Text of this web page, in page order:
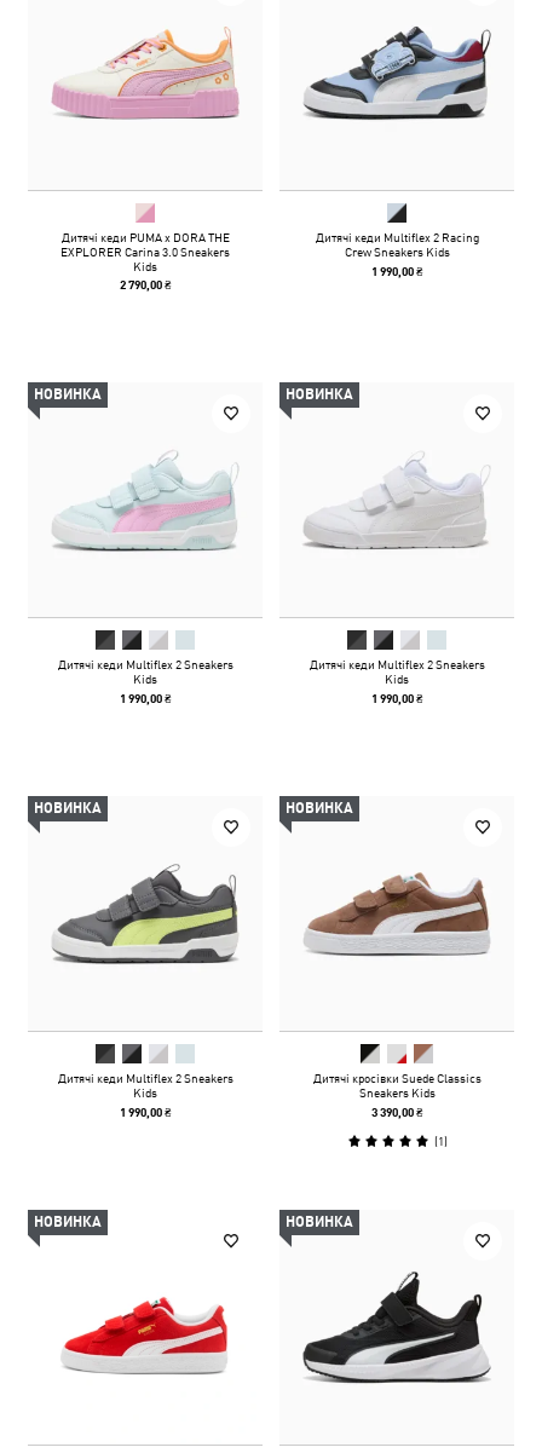
Дитячі кеди PUMA x DORA THE
EXPLORER Carina 3.0 Sneakers
Kids
2 790,00 ₴
Дитячі кеди Multiflex 2 Racing
Crew Sneakers Kids
1 990,00 ₴
НОВИНКА
Дитячі кеди Multiflex 2 Sneakers
Kids
1 990,00 ₴
НОВИНКА
Дитячі кеди Multiflex 2 Sneakers
Kids
1 990,00 ₴
НОВИНКА
Дитячі кеди Multiflex 2 Sneakers
Kids
1 990,00 ₴
НОВИНКА
Дитячі кросівки Suede Classics
Sneakers Kids
3 390,00 ₴
(1)
НОВИНКА НОВИНКА